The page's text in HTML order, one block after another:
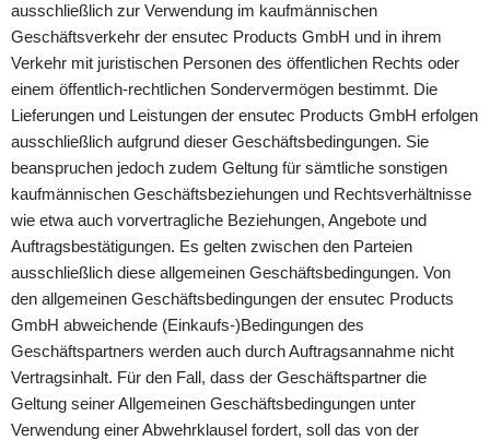
ausschließlich zur Verwendung im kaufmännischen
Geschäftsverkehr der ensutec Products GmbH und in ihrem
Verkehr mit juristischen Personen des öffentlichen Rechts oder
einem öffentlich-rechtlichen Sondervermögen bestimmt. Die
Lieferungen und Leistungen der ensutec Products GmbH erfolgen
ausschließlich aufgrund dieser Geschäftsbedingungen. Sie
beanspruchen jedoch zudem Geltung für sämtliche sonstigen
kaufmännischen Geschäftsbeziehungen und Rechtsverhältnisse
wie etwa auch vorvertragliche Beziehungen, Angebote und
Auftragsbestätigungen. Es gelten zwischen den Parteien
ausschließlich diese allgemeinen Geschäftsbedingungen. Von
den allgemeinen Geschäftsbedingungen der ensutec Products
GmbH abweichende (Einkaufs-)Bedingungen des
Geschäftspartners werden auch durch Auftragsannahme nicht
Vertragsinhalt. Für den Fall, dass der Geschäftspartner die
Geltung seiner Allgemeinen Geschäftsbedingungen unter
Verwendung einer Abwehrklausel fordert, soll das von der